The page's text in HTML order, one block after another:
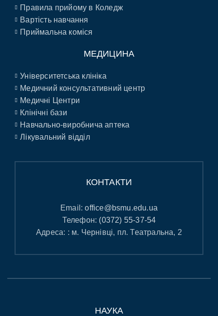
Правила прийому в Коледж
Вартість навчання
Приймальна коміся
МЕДИЦИНА
Університетська клініка
Медичний консультативний центр
Медичні Центри
Клінічні бази
Навчально-виробнича аптека
Лікувальний відділ
КОНТАКТИ
Email:office@bsmu.edu.ua
Телефон: (0372) 55-37-54
Адреса: : м. Чернівці, пл. Театральна, 2
НАУКА